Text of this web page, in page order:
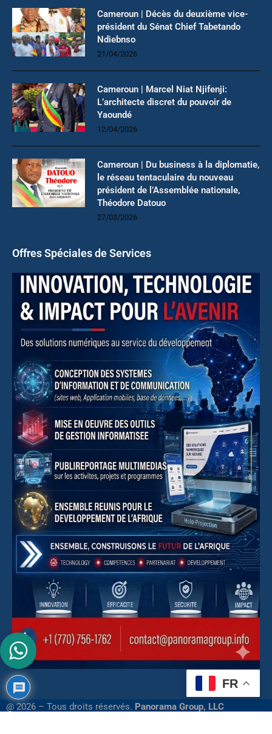
Cameroun | Décès du deuxième vice-
président du Sénat Chief Tabetando
Ndiebnso
21/04/2026
Cameroun | Marcel Niat Njifenji:
L’architecte discret du pouvoir de
Yaoundé
12/04/2026
Cameroun | Du business à la diplomatie,
le réseau tentaculaire du nouveau
président de l’Assemblée nationale,
Théodore Datouo
27/03/2026
Offres Spéciales de Services
@ 2026 – Tous droits réservés. Panorama Group, LLC
FR